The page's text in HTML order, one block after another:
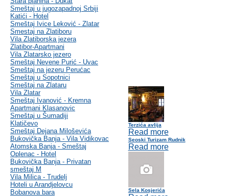
Smeštaj u jugozapadnoj Srbiji
Katići - Hotel
Smeštaj Ivice Leković - Zlatar
Smestaj na Zlatiboru
Vila Zlatiborska jezera
Zlatibor-Apartmani
Vila Zlatarsko jezero
Smeštaj Nevene Purić - Uvac
Smeštaj na jezeru Perućac
Smeštaj u Sopotnici
Smeštaj na Zlataru
Vila Zlatar
Smeštaj Ivanović - Kremna
Apartmani Klasanovic
Smeštaj u Šumadiji
Klatičevo
Smeštaj Dejana Miloševića
Bukovička Banja - Vila Vidikovac
Atomska Banja - Smeštaj
Oplenac - Hotel
Bukovička Banja - Privatan
smeštaj M
Vila Milica - Trudelj
Hoteli u Arandjelovcu
Bobanova bara
Terzića avlija
Read more
Seoski Turizam Rudnik
Read more
Sela Kosjerića